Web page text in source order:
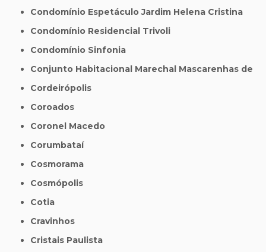
Condomínio Espetáculo Jardim Helena Cristina
Condomínio Residencial Trivoli
Condomínio Sinfonia
Conjunto Habitacional Marechal Mascarenhas de
Cordeirópolis
Coroados
Coronel Macedo
Corumbataí
Cosmorama
Cosmópolis
Cotia
Cravinhos
Cristais Paulista